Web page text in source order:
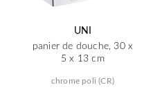
UNI
panier de douche, 30 x
5 x 13 cm
chrome poli (CR)